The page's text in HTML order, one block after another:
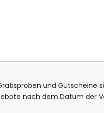
und
nach dem Datum